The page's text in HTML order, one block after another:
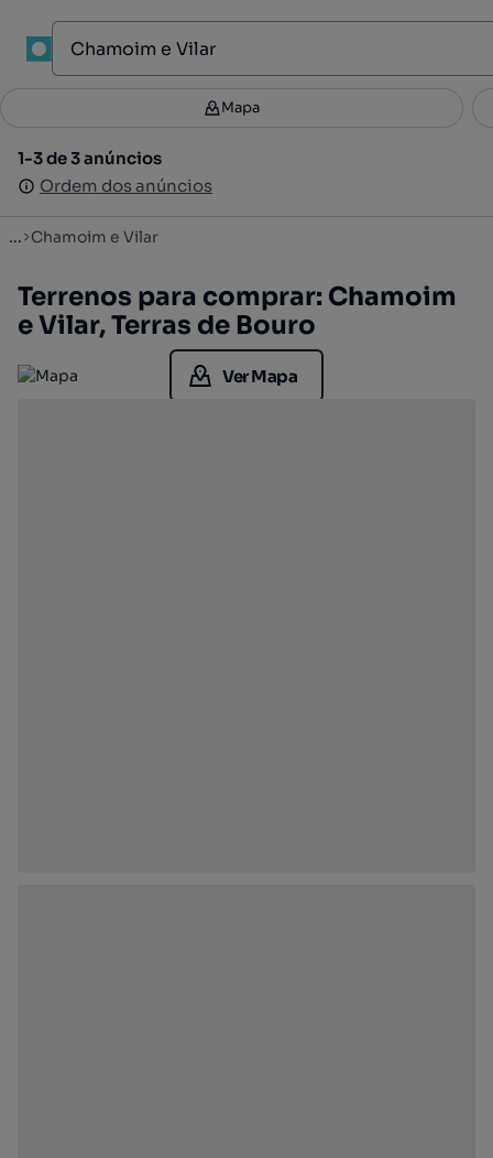
Filtros 2
1-3 de 3 anúncios
Ordem dos anúncios
Mapa
1-3 de 3 anúncios
Ordem dos anúncios
... Chamoim e Vilar
Terrenos para comprar: Chamoim
e Vilar, Terras de Bouro
Ver Mapa